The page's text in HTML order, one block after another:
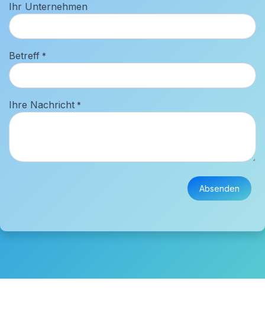
Ihr Unternehmen
Betreff *
Ihre Nachricht *
Absenden